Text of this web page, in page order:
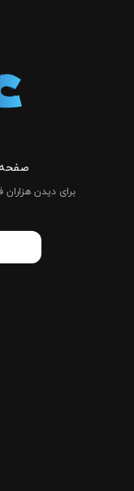
صفحه
برای دیدن